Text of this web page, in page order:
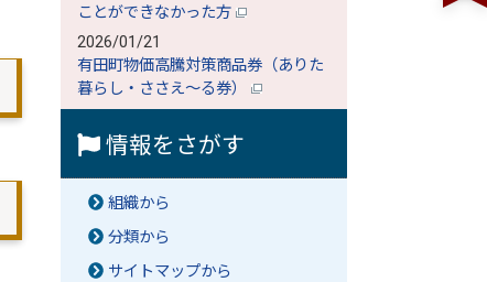
ことができなかった方
2026/01/21
有田町物価高騰対策商品券（ありた
暮らし・ささえ～る券）
情報をさがす
組織から
分類から
サイトマップから